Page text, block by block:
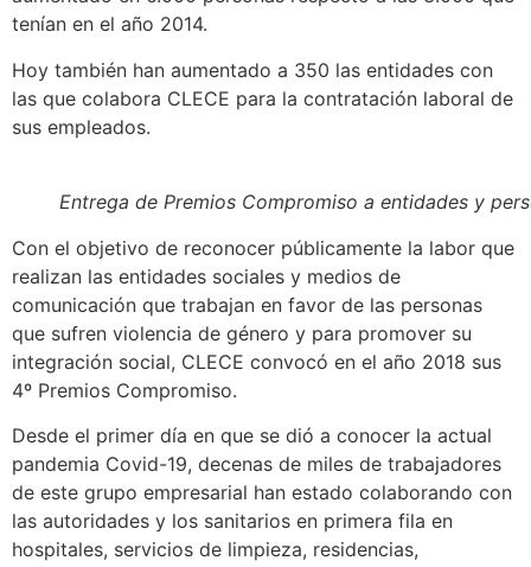
tenían en el año 2014.
Hoy también han aumentado a 350 las entidades con
las que colabora CLECE para la contratación laboral de
sus empleados.
Entrega de Premios Compromiso a entidades y
Con el objetivo de reconocer públicamente la labor que
realizan las entidades sociales y medios de
comunicación que trabajan en favor de las personas
que sufren violencia de género y para promover su
integración social, CLECE convocó en el año 2018 sus
4º Premios Compromiso.
Desde el primer día en que se dió a conocer la actual
pandemia Covid-19, decenas de miles de trabajadores
de este grupo empresarial han estado colaborando con
las autoridades y los sanitarios en primera fila en
hospitales, servicios de limpieza, residencias,